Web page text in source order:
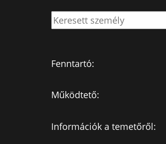
Fenntartó:
Működtető:
Információk a temetőről: